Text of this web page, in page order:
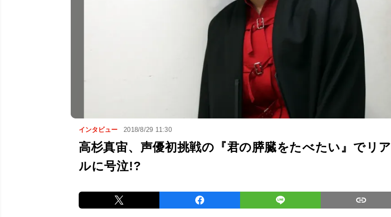
インタビュー 2018/8/29 11:30
高杉真宙、声優初挑戦の『君の膵臓をたべたい』でリア
ルに号泣!?